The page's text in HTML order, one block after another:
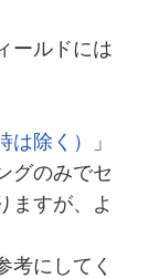
ールドには
除く）
」
グのみでセ
ますが、よ
考にしてく